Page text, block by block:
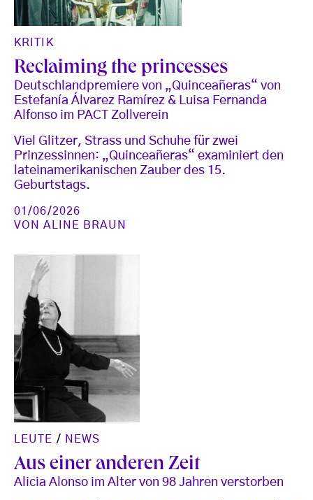
KRITIK
Reclaiming the princesses
Deutschlandpremiere von „Quinceañeras“ von
Estefanía Álvarez Ramírez & Luisa Fernanda
Alfonso im PACT Zollverein
Viel Glitzer, Strass und Schuhe für zwei
Prinzessinnen: „Quinceañeras“ examiniert den
lateinamerikanischen Zauber des 15.
Geburtstags.
01/06/2026
VONALINE BRAUN
LEUTE / NEWS
Aus einer anderen Zeit
Alicia Alonso im Alter von 98 Jahren verstorben